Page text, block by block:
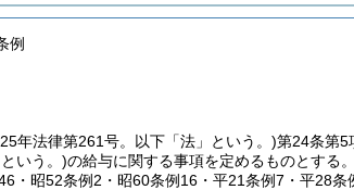
例
年法律第261号。以下「法」という。)第24条第5
いう。)の給与に関する事項を定めるものとする。
・昭52条例2・昭60条例16・平21条例7・平28条